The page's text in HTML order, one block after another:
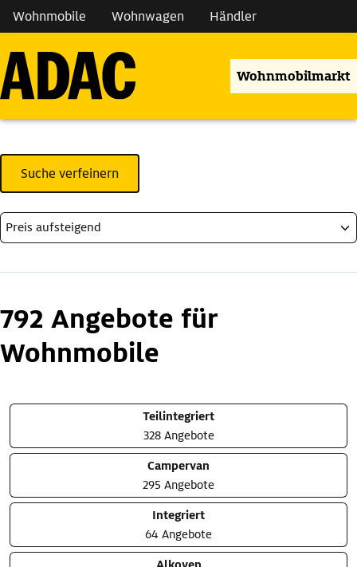
Wohnmobile Wohnwagen Händler
Wohnmobilmarkt
Suche verfeinern
792 Angebote für
Wohnmobile
Teilintegriert
328 Angebote
Campervan
295 Angebote
Integriert
64 Angebote